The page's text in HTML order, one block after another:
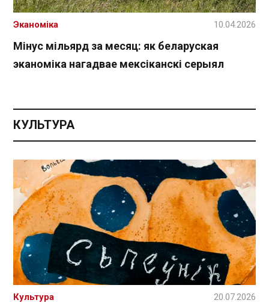
Мінус мільярд за месяц: як беларуская
эканоміка нагадвае мексіканскі серыял
Эканоміка 10.04.2026
КУЛЬТУРА
Культура 20.07.2026